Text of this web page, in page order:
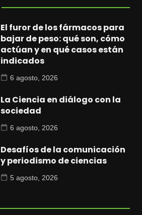
El furor de los fármacos para
bajar de peso: qué son, cómo
actúan y en qué casos están
indicados
6 agosto, 2026
La Ciencia en diálogo con la
sociedad
6 agosto, 2026
Desafíos de la comunicación
y periodismo de ciencias
5 agosto, 2026